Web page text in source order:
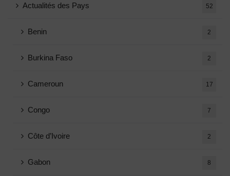
Actualités des Pays 52
Benin 2
Burkina Faso 2
Cameroun 17
Congo 7
Côte d’Ivoire 2
Gabon 8